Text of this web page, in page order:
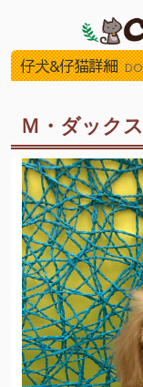
仔犬&仔猫詳細
Ｍ・ダック